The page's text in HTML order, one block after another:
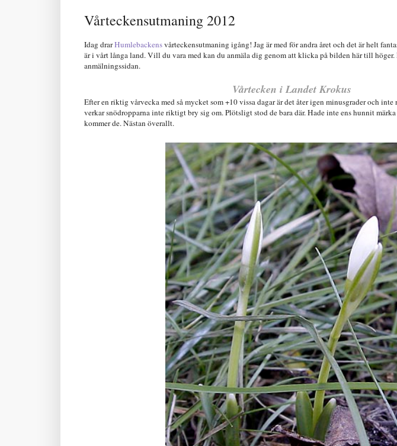
Vårteckensutmaning 2012
Idag drarHumlebackensvårteckensutmaning igång! Jag är med för andra året och det är helt
är i vårt långa land. Vill du vara med kan du anmäla dig genom att klicka på bilden här till
anmälningssidan.
Vårtecken i Landet Krokus
Efter en riktig vårvecka med så mycket som +10 vissa dagar är det åter igen minusgrader och
verkar snödropparna inte riktigt bry sig om. Plötsligt stod de bara där. Hade inte ens hunnit
kommer de. Nästan överallt.